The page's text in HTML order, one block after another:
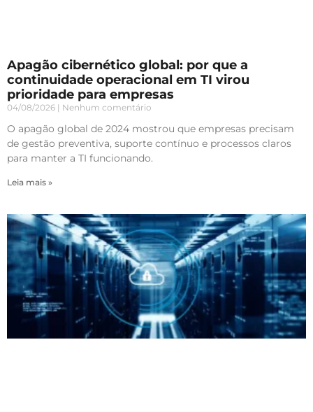
Apagão cibernético global: por que a
continuidade operacional em TI virou
prioridade para empresas
04/08/2026 Nenhum comentário
O apagão global de 2024 mostrou que empresas precisam
de gestão preventiva, suporte contínuo e processos claros
para manter a TI funcionando.
Leia mais »